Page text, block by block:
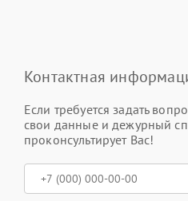
Контактная
Если требуется задать
свои данные и дежурный
проконсультирует Вас!